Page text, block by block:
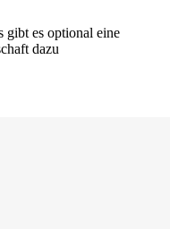
es optional eine
dazu